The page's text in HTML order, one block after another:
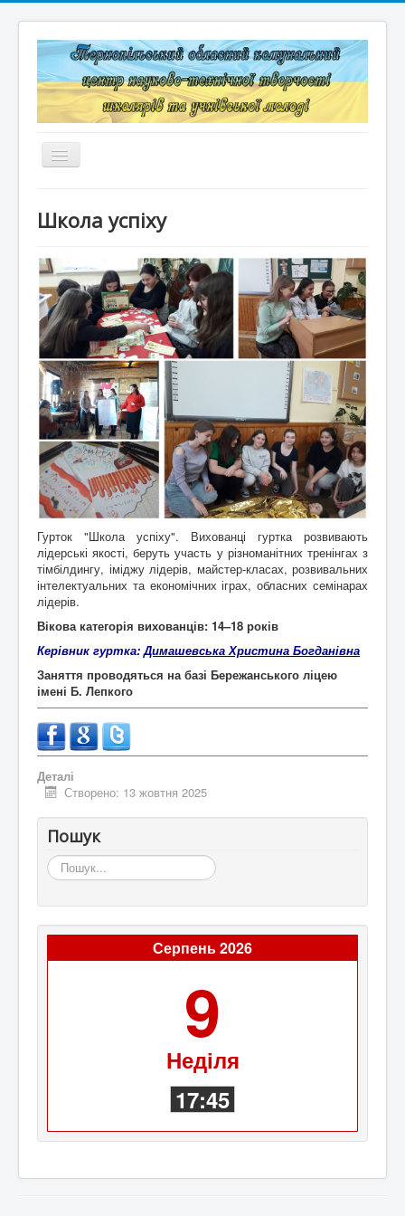
Перемикач
навігації
Структура
Документація
Конкурси та змагання
Корисні лінки
Дистанційне навчання
Контакти
Школа успіху
Гурток "Школа успіху". Вихованці гуртка розвивають
лідерські якості, беруть участь у різноманітних тренінгах з
тімбілдингу, іміджу лідерів, майстер-класах, розвивальних
інтелектуальних та економічних іграх, обласних семінарах
лідерів.
Вікова категорія вихованців: 14–18 років
Керівник гуртка:Димашевська Христина Богданівна
Заняття проводяться на базі Бережанського ліцею
імені Б. Лепкого
Деталі
Створено: 13 жовтня 2025
Пошук
Пошук...
Серпень 2026
9
Неділя
17:45